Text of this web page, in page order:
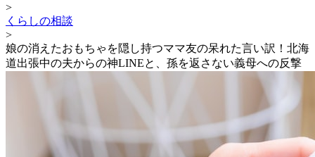
>
くらしの相談
>
娘の消えたおもちゃを隠し持つママ友の呆れた言い訳！北海
道出張中の夫からの神LINEと、孫を返さない義母への反撃